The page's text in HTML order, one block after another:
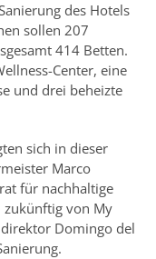
des Hotels
sollen 207
414 Betten.
Center, eine
und drei beheizte
sich in dieser
Marco
für nachhaltige
zukünftig von My
Domingo del